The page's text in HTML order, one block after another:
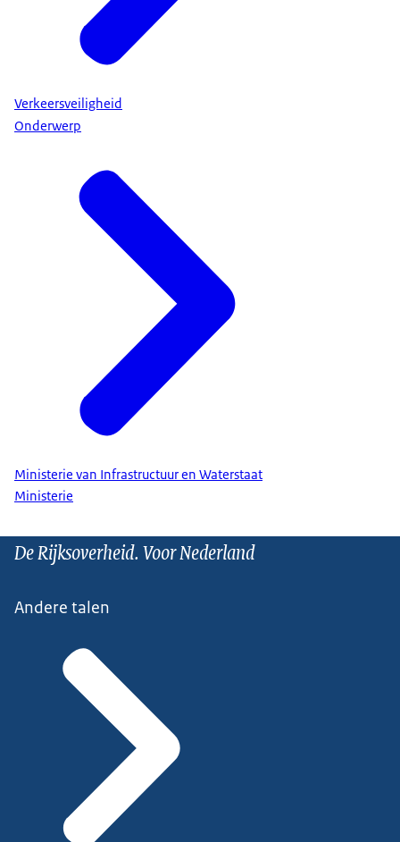
Verkeersveiligheid
Onderwerp
Ministerie van Infrastructuur en Waterstaat
Ministerie
De Rijksoverheid. Voor Nederland
Andere talen